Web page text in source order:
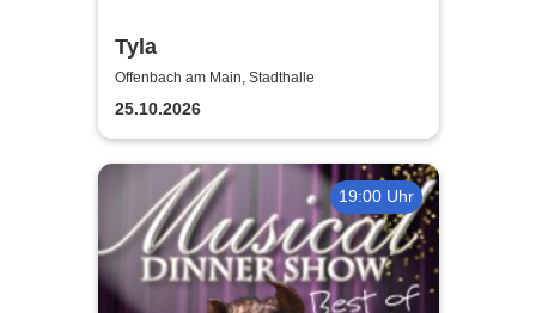
Tyla
Offenbach am Main, Stadthalle
25.10.2026
19:00 Uhr